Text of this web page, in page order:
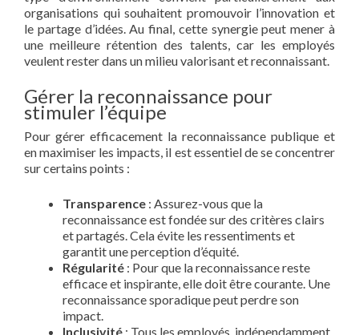
organisations qui souhaitent promouvoir l’innovation et
le partage d’idées. Au final, cette synergie peut mener à
une meilleure rétention des talents, car les employés
veulent rester dans un milieu valorisant et reconnaissant.
Gérer la reconnaissance pour
stimuler l’équipe
Pour gérer efficacement la reconnaissance publique et
en maximiser les impacts, il est essentiel de se concentrer
sur certains points :
Transparence : Assurez-vous que la
reconnaissance est fondée sur des critères clairs
et partagés. Cela évite les ressentiments et
garantit une perception d’équité.
Régularité : Pour que la reconnaissance reste
efficace et inspirante, elle doit être courante. Une
reconnaissance sporadique peut perdre son
impact.
Inclusivité : Tous les employés, indépendamment